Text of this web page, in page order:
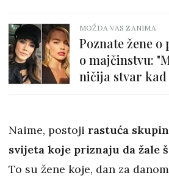
MOŽDA VAS ZANIMA
Poznate žene
o majčinstvu:
ničija stvar
Naime, postoji rastuća
svijeta koje priznaju da žale
To su žene koje, dan za